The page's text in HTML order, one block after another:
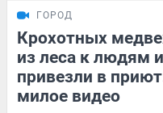
ГОРОД
Крохотных
из леса к людям
привезли в
милое видео